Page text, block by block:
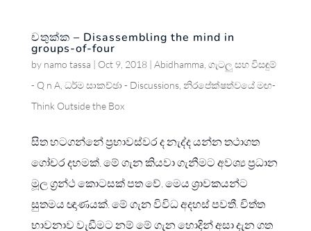
චතුක්ක – Disassembling the mind in
groups-of-four
by namo tassa | Oct 9, 2018| Abidhamma ගැටලු සහ විසඳුම්
- Q n A, ධර්ම සාකච්ඡා - Discussions, නිරපේක්ෂත්වයේ මඟ-
Think Outside the Box
සිත හටගන්නේ ප්‍රභාවස්වර ද නැද්ද යන්න තථාගත
ගෝචර දහමක්. මේ ගැන කියවා ගැනීමට අවශ්‍ය ප්‍රධාන
මූල ග්‍රන්ථ කොටසක් පත වේ. මෙය ශ්‍රාවකයන්ට
සුතමය ඥාණයක්. මේ ගැන විවිධ අදහස් පවතී. චිත්ත
භාවනාව වැඩීමට නම් මේ ගැන හොදින් අසා දැන ගත